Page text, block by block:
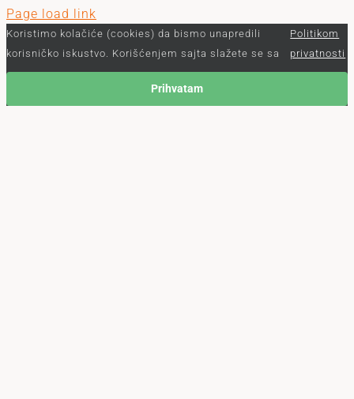
Page load link
Koristimo kolačiće (cookies) da bismo unapredili
korisničko iskustvo. Korišćenjem sajta slažete se sa
Politikom
privatnosti
Prihvatam